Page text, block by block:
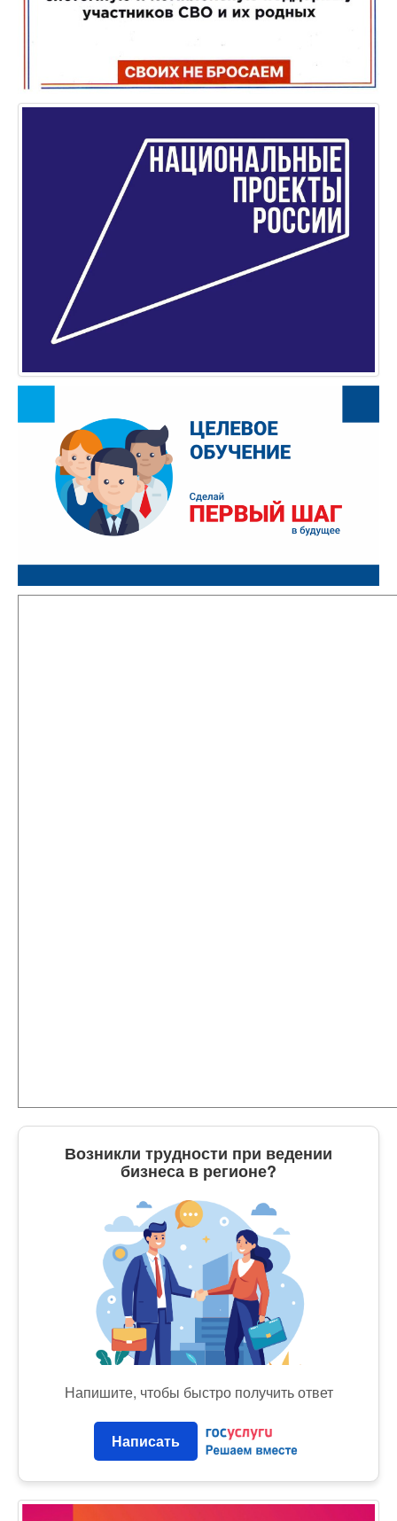
Возникли трудности при ведении
бизнеса в регионе?
Напишите, чтобы быстро получить ответ
Написать